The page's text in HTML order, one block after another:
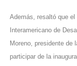
Además, resaltó que el
Interamericano de
Moreno, presidente de
participar de la